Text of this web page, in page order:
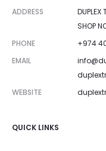
ADDRESS
DUPLEX
SHOP
PHONE
+974
EMAIL
WEBSITE
QUICK LINKS